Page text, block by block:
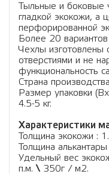
Тыльные и боковые
гладкой экокожи, а
перфорированной
Более 20 вариантов
Чехлы изготовлены
отверстиями и не
функциональность
Страна
Размер упаковки
4.5-5 кг.
Характеристики
Толщина экокожи :
Толщина
Удельный вес
п.м. \350г / м2.